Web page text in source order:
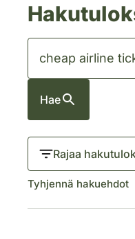
Hae
Rajaa
Tyhjennä hakuehdot